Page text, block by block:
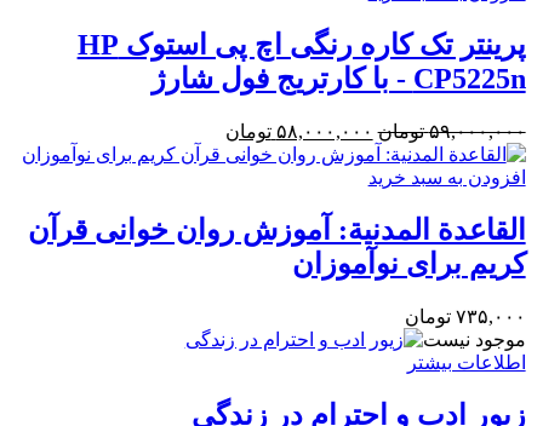
پرینتر تک کاره رنگی اچ پی استوک HP
CP5225n - با کارتریج فول شارژ
۵۹,۰۰۰,۰۰۰ تومان قیمت
اصلی:
۵۸,۰۰۰,۰۰۰ تومان
فعلی:
افزودن به سبد خرید
القاعدة المدنیة: آموزش روان خوانی قرآن
کریم برای نوآموزان
۷۳۵,۰۰۰ تومان
موجود نیست
اطلاعات بیشتر
زیور ادب و احترام در زندگی